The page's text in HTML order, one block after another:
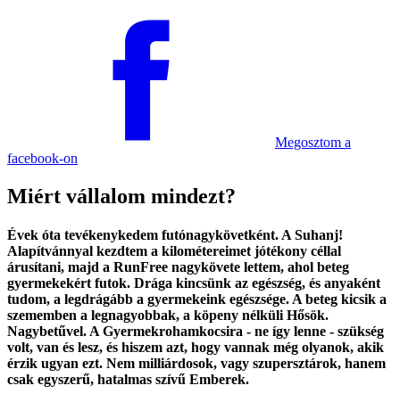
Megosztom a
facebook-on
Miért vállalom mindezt?
Évek óta tevékenykedem futónagykövetként. A Suhanj!
Alapítvánnyal kezdtem a kilométereimet jótékony céllal
árusítani, majd a RunFree nagykövete lettem, ahol beteg
gyermekekért futok. Drága kincsünk az egészség, és anyaként
tudom, a legdrágább a gyermekeink egészsége. A beteg kicsik a
szememben a legnagyobbak, a köpeny nélküli Hősök.
Nagybetűvel. A Gyermekrohamkocsira - ne így lenne - szükség
volt, van és lesz, és hiszem azt, hogy vannak még olyanok, akik
érzik ugyan ezt. Nem milliárdosok, vagy szupersztárok, hanem
csak egyszerű, hatalmas szívű Emberek.